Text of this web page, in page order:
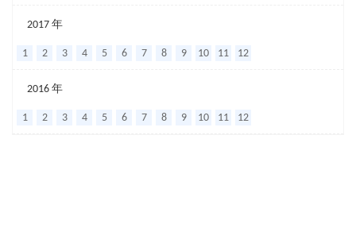
2017 年
1 2 3 4 5 6 7 8 9 10 11 12
2016 年
1 2 3 4 5 6 7 8 9 10 11 12
经》
论“五